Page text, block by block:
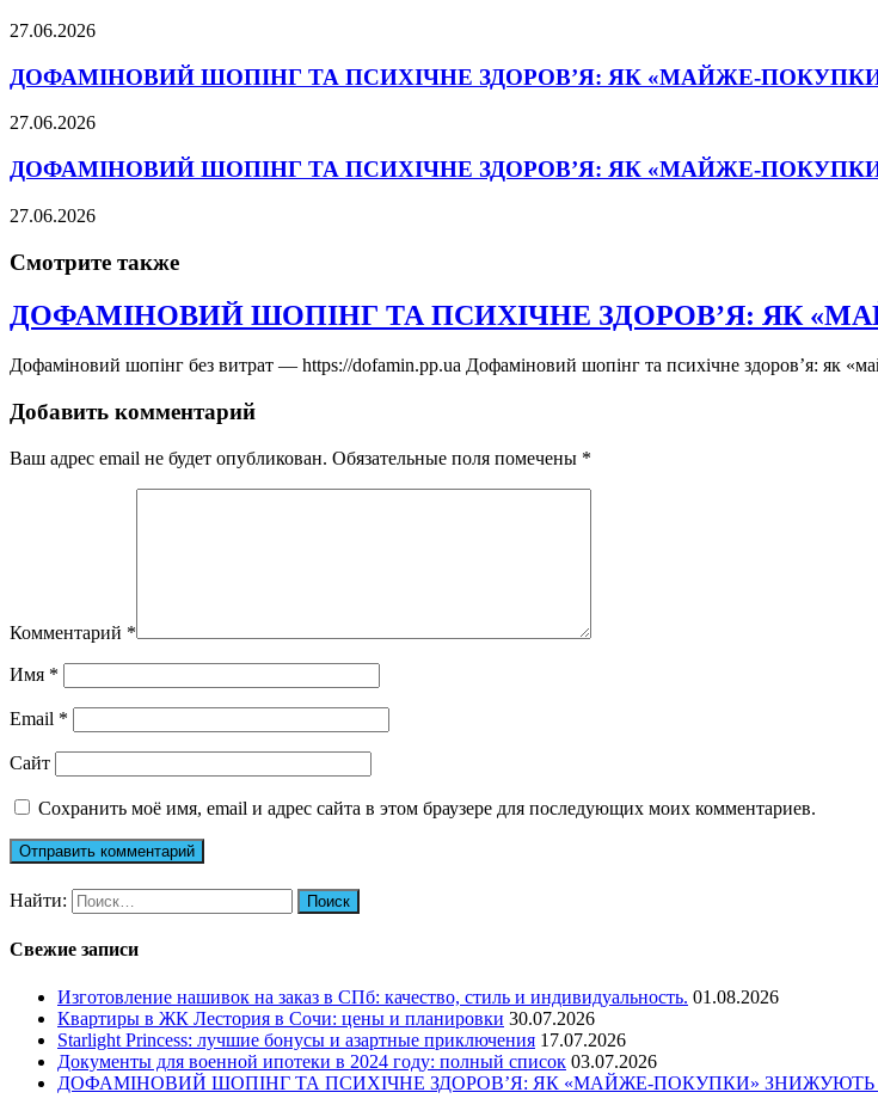
27.06.2026
ДОФАМІНОВИЙ ШОПІНГ ТА ПСИХІЧНЕ ЗДОРОВ’Я: ЯК «МАЙЖЕ-
27.06.2026
ДОФАМІНОВИЙ ШОПІНГ ТА ПСИХІЧНЕ ЗДОРОВ’Я: ЯК «МАЙЖЕ-
27.06.2026
Смотрите также
ДОФАМІНОВИЙ ШОПІНГ ТА ПСИХІЧНЕ ЗДОРОВ’Я: ЯК
Дофаміновий шопінг без витрат — https://dofamin.pp.ua Дофаміновий шопінг та психічне здоров’я: як
Добавить комментарий
Ваш адрес email не будет опубликован. Обязательные поля помечены *
Комментарий *
Имя *
Email *
Сайт
Сохранить моё имя, email и адрес сайта в этом браузере для последующих моих комментариев.
Найти:
Свежие записи
Изготовление нашивок на заказ в СПб: качество, стиль и индивидуальность. 01.08.2026
Квартиры в ЖК Лестория в Сочи: цены и планировки 30.07.2026
Starlight Princess: лучшие бонусы и азартные приключения 17.07.2026
Документы для военной ипотеки в 2024 году: полный список 03.07.2026
ДОФАМІНОВИЙ ШОПІНГ ТА ПСИХІЧНЕ ЗДОРОВ’Я: ЯК «МАЙЖЕ-ПОКУПКИ» ЗНИЖУЮТЬ